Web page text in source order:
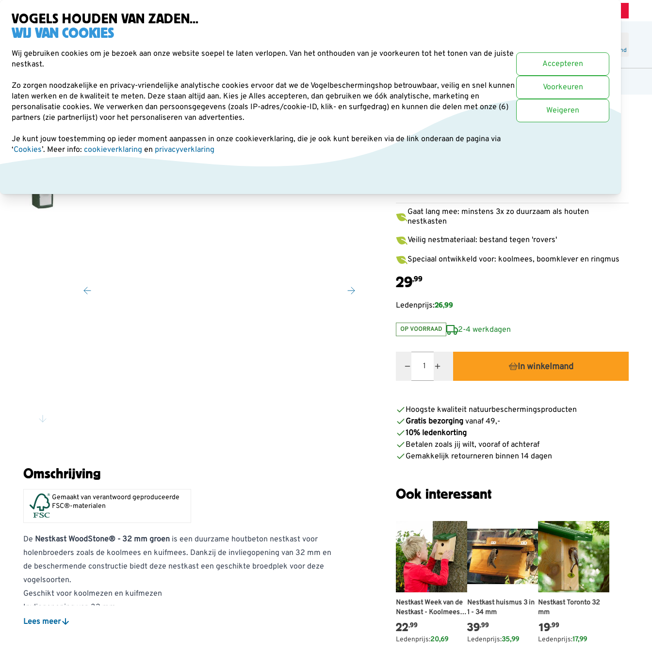
VOGELS HOUDEN VAN ZADEN...
WIJ VAN COOKIES
Wij gebruiken cookies om je bezoek aan onze website soepel te laten verlopen. Van het onthouden van je voorkeuren tot het tonen van de juiste
nestkast.
Zo zorgen noodzakelijke en privacy-vriendelijke analytische cookies ervoor dat we de Vogelbeschermingshop betrouwbaar, veilig en snel kunnen
laten werken en de kwaliteit te meten. Deze staan altijd aan. Kies je Alles accepteren, dan gebruiken we óók analytische, marketing en
personalisatie cookies. We verwerken dan persoonsgegevens (zoals IP-adres/cookie-ID, klik- en surfgedrag) en kunnen die delen met onze (6)
partners (zie partnerlijst) voor het personaliseren van advertenties.
Je kunt jouw toestemming op ieder moment aanpassen in onze cookieverklaring, die je ook kunt bereiken via de link onderaan de pagina via
‘Cookies’. Meer info: cookieverklaring en privacyverklaring
Accepteren
Voorkeuren
Weigeren
Winkelmand
Verrekijkers Vogelvoer Voederhuisjes & -silo's Nestkasten Andere tuindieren Planten Cadeaus en boeken Uitgelicht
Nestkasten en vogelhuisjes Houtbetonnen nestkasten Nestkast WoodStone® - 32 mm groen
Nestkast WoodStone® - 32 mm
Gaat lang mee: minstens 3x zo duurzaam als houten
nestkasten
Veilig nestmateriaal: bestand tegen 'rovers'
Speciaal ontwikkeld voor: koolmees, boomklever en ringmus
29,99
Ledenprijs:26,99
OP VOORRAAD 2-4 werkdagen
In winkelmand
Hoogste kwaliteit natuurbeschermingsproducten
Gratis bezorging vanaf 49,-
10% ledenkorting
Betalen zoals jij wilt, vooraf of achteraf
Gemakkelijk retourneren binnen 14 dagen
Ook interessant
Nestkast Week van de
Nestkast - Koolmees
32 mm
22,99
Ledenprijs:20,69
Nestkast huismus 3 in
1 - 34 mm
39,99
Ledenprijs:35,99
Nestkast Toronto 32
mm
19,99
Ledenprijs:17,99
Omschrijving
Gemaakt van verantwoord geproduceerde
FSC®-materialen
De Nestkast WoodStone® - 32 mm groen is een duurzame houtbeton nestkast voor
holenbroeders zoals de koolmees en kuifmees. Dankzij de invliegopening van 32 mm en
de beschermende constructie biedt deze nestkast een geschikte broedplek voor deze
vogelsoorten.
Geschikt voor koolmezen en kuifmezen
Invliegopening van 32 mm
Gemaakt van isolerend en ademend houtbeton
Lees meer